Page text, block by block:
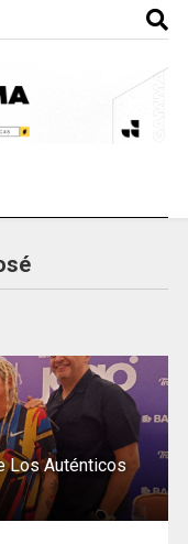
Los Auténticos